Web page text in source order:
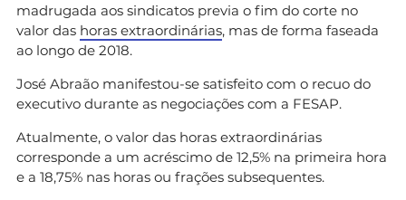
madrugada aos sindicatos previa o fim do corte no
valor das horas extraordinárias, mas de forma faseada
ao longo de 2018.
José Abraão manifestou-se satisfeito com o recuo do
executivo durante as negociações com a FESAP.
Atualmente, o valor das horas extraordinárias
corresponde a um acréscimo de 12,5% na primeira hora
e a 18,75% nas horas ou frações subsequentes.